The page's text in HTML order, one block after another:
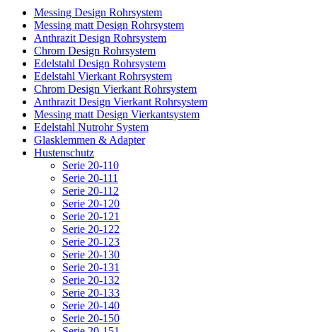
Messing Design Rohrsystem
Messing matt Design Rohrsystem
Anthrazit Design Rohrsystem
Chrom Design Rohrsystem
Edelstahl Design Rohrsystem
Edelstahl Vierkant Rohrsystem
Chrom Design Vierkant Rohrsystem
Anthrazit Design Vierkant Rohrsystem
Messing matt Design Vierkantsystem
Edelstahl Nutrohr System
Glasklemmen & Adapter
Hustenschutz
Serie 20-110
Serie 20-111
Serie 20-112
Serie 20-120
Serie 20-121
Serie 20-122
Serie 20-123
Serie 20-130
Serie 20-131
Serie 20-132
Serie 20-133
Serie 20-140
Serie 20-150